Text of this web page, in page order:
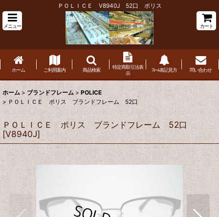
ＰＯＬＩＣＥ V8940J 52口 ポリス
メニュー カート
ホーム ご利用案内 商品検索
特定商取引法表
示
ﾌﾚｰﾑ表記見方 問い合わせ
ホーム > ブランドフレーム > POLICE
> ＰＯＬＩＣＥ ポリス ブランドフレーム 52口
ＰＯＬＩＣＥ ポリス ブランドフレーム 52口
[V8940J]